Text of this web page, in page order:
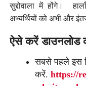
सुद्दोवाला में होंगे।
अभ्यर्थियों को अभी और
ऐसे करें डाउनलोड
सबसे पहले इस
करें. https://